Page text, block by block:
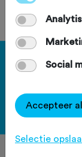
Je bent geen
Haal
Bekijk de
Social
Accepteer
Selectie